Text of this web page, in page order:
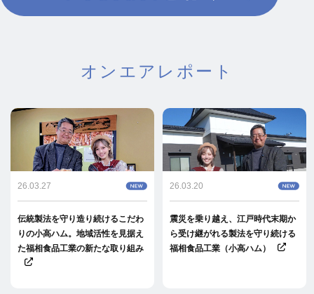
オンエアレポート
26.03.27
伝統製法を守り造り続けるこだわ
りの小高ハム。地域活性を見据え
た福相食品工業の新たな取り組み
26.03.20
震災を乗り越え、江戸時代末期か
ら受け継がれる製法を守り続ける
福相食品工業（小高ハム）